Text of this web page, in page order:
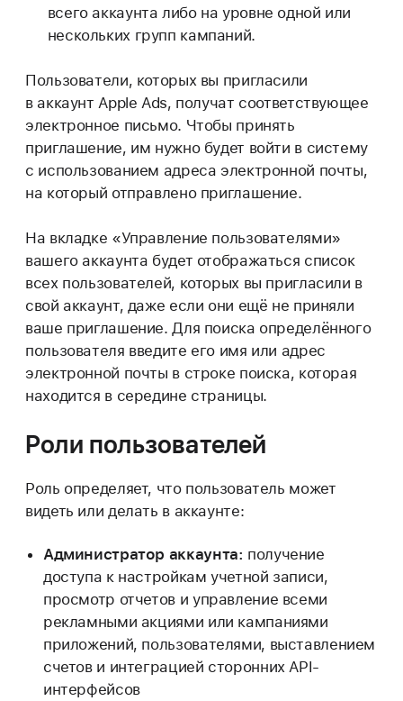
всего аккаунта либо на уровне одной или
нескольких групп кампаний.
Пользователи, которых вы пригласили
в аккаунт Apple Ads, получат соответствующее
электронное письмо. Чтобы принять
приглашение, им нужно будет войти в систему
с использованием адреса электронной почты,
на который отправлено приглашение.
На вкладке «Управление пользователями»
вашего аккаунта будет отображаться список
всех пользователей, которых вы пригласили в
свой аккаунт, даже если они ещё не приняли
ваше приглашение. Для поиска определённого
пользователя введите его имя или адрес
электронной почты в строке поиска, которая
находится в середине страницы.
Роли пользователей
Роль определяет, что пользователь может
видеть или делать в аккаунте:
Администратор аккаунта: получение
доступа к настройкам учетной записи,
просмотр отчетов и управление всеми
рекламными акциями или кампаниями
приложений, пользователями, выставлением
счетов и интеграцией сторонних API-
интерфейсов